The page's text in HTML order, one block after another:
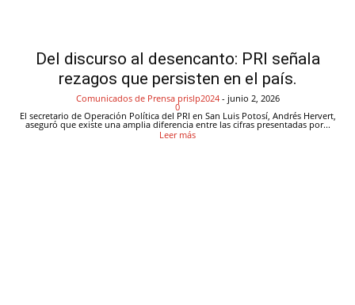
Del discurso al desencanto: PRI señala
rezagos que persisten en el país.
Comunicados de Prensa prislp2024 - junio 2, 2026
0
El secretario de Operación Política del PRI en San Luis Potosí, Andrés Hervert,
aseguró que existe una amplia diferencia entre las cifras presentadas por...
Leer más